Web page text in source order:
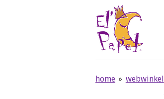
home » webwinkel